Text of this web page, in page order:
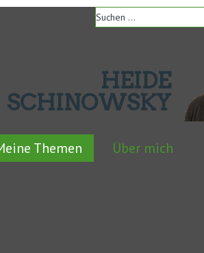
HEIDE
SCHINOWSKY
Themen Über mich